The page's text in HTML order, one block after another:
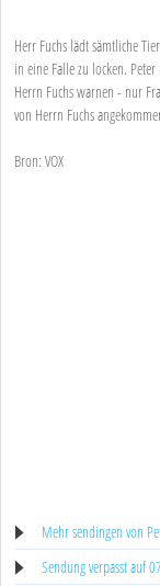
Herr Fuchs lädt sämtliche
in eine Falle zu locken.
Herrn Fuchs warnen - nur
von Herrn Fuchs
Bron: VOX
Mehr sendingen von
Sendung verpasst auf